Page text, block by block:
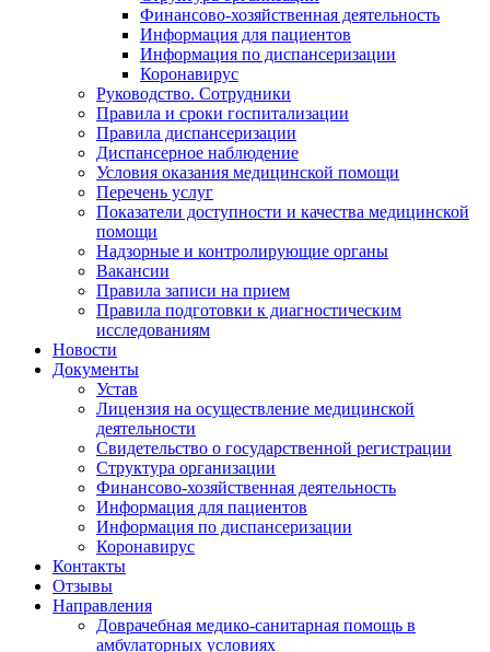
Финансово-хозяйственная деятельность
Информация для пациентов
Информация по диспансеризации
Коронавирус
Руководство. Сотрудники
Правила и сроки госпитализации
Правила диспансеризации
Диспансерное наблюдение
Условия оказания медицинской помощи
Перечень услуг
Показатели доступности и качества медицинской
помощи
Надзорные и контролирующие органы
Вакансии
Правила записи на прием
Правила подготовки к диагностическим
исследованиям
Новости
Документы
Устав
Лицензия на осуществление медицинской
деятельности
Свидетельство о государственной регистрации
Структура организации
Финансово-хозяйственная деятельность
Информация для пациентов
Информация по диспансеризации
Коронавирус
Контакты
Отзывы
Направления
Доврачебная медико-санитарная помощь в
амбулаторных условиях